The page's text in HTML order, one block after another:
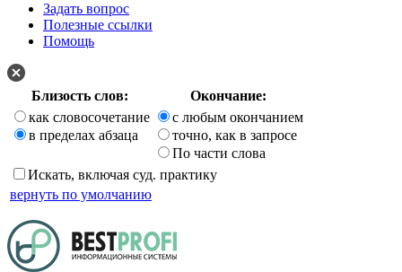
Задать вопрос
Полезные ссылки
Помощь
Близость слов:
Окончание:
как словосочетание
в пределах абзаца
с любым окончанием
точно, как в запросе
По части слова
Искать, включая суд. практику
вернуть по умолчанию